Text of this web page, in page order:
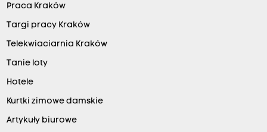
Praca Kraków
Targi pracy Kraków
Telekwiaciarnia Kraków
Tanie loty
Hotele
Kurtki zimowe damskie
Artykuły biurowe